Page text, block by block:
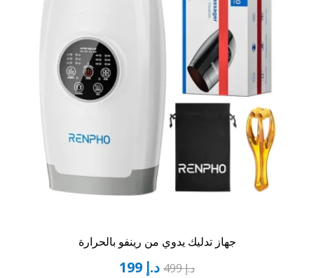
جهاز تدليك يدوي من رينفو بالحرارة
د.إ499 د.إ